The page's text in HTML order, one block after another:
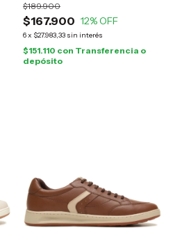
$167.900
$189.900
12% OFF
6x $27.983,33 sin interés
$151.110 con Transferencia o
depósito